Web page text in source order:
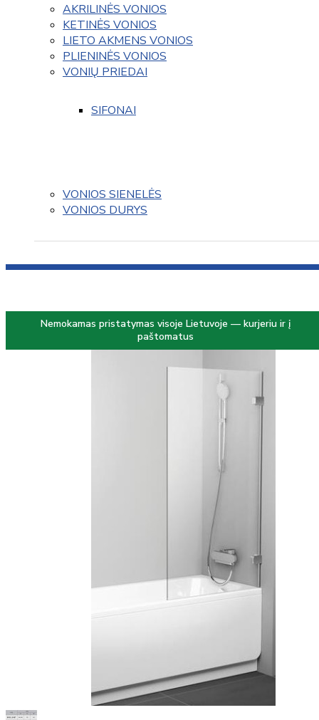
AKRILINĖS VONIOS
KETINĖS VONIOS
LIETO AKMENS VONIOS
PLIENINĖS VONIOS
VONIŲ PRIEDAI
SIFONAI
VONIOS SIENELĖS
VONIOS DURYS
Nemokamas pristatymas visoje Lietuvoje — kurjeriu ir į
paštomatus